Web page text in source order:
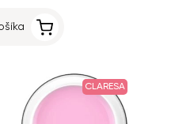
CLARESA